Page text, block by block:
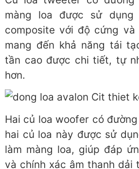
màng loa được sử dụng
composite với độ cứng
mang đến khả năng tái
tần cao được chi tiết, tự
hơn.
Hai củ loa woofer có
hai củ loa này được sử
làm màng loa, giúp đáp
và chính xác âm thanh dải